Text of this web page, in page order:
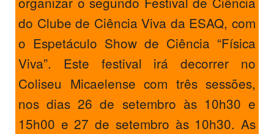
do Clube de Ciência Viva da ESAQ, com
o Espetáculo Show de Ciência “Física
Viva”. Este festival irá decorrer no
Coliseu Micaelense com três sessões,
nos dias 26 de setembro às 10h30 e
15h00 e 27 de setembro às 10h30. As